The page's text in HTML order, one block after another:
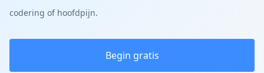
codering of hoofdpijn.
Begin gratis